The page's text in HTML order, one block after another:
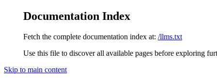
Documentation Index
Fetch the complete documentation index at: /llms.txt
Use this file to discover all available pages before exploring
Skip to main content